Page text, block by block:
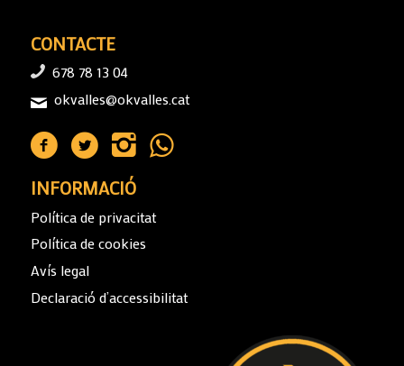
CONTACTE
678 78 13 04
okvalles@okvalles.cat
INFORMACIÓ
Política de privacitat
Política de cookies
Avís legal
Declaració d’accessibilitat